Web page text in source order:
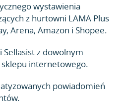
wystawienia
z hurtowni LAMA Plus
Arena, Amazon i Shopee.
z dowolnym
internetowego.
powiadomień